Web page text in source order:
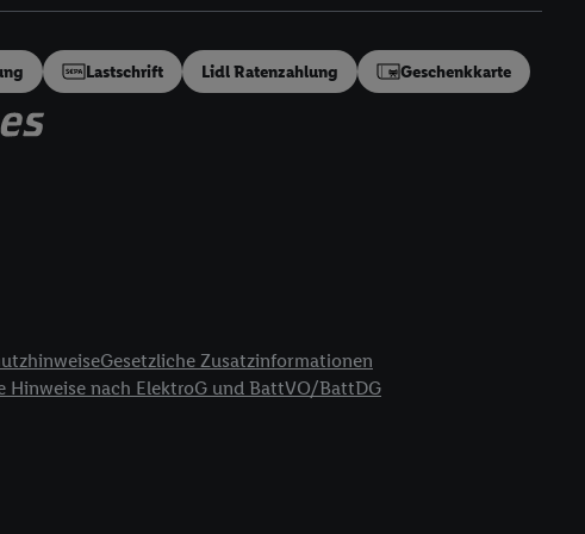
Lastschrift Lidl Ratenzahlung Geschenkkarte
Gesetzliche Zusatzinformationen
nach ElektroG und BattVO/BattDG
„Nutzung der
von Utiq.
Durch einen Klick auf
sämtlicher
das gilt auch für die
Bereitstellung und
Informationen,
basierten Utiq-
Analyse von